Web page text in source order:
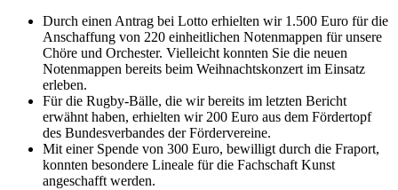
Durch einen Antrag bei Lotto erhielten wir 1.500 Euro für die
Anschaffung von 220 einheitlichen Notenmappen für unsere
Chöre und Orchester. Vielleicht konnten Sie die neuen
Notenmappen bereits beim Weihnachtskonzert im Einsatz
erleben.
Für die Rugby-Bälle, die wir bereits im letzten Bericht
erwähnt haben, erhielten wir 200 Euro aus dem Fördertopf
des Bundesverbandes der Fördervereine.
Mit einer Spende von 300 Euro, bewilligt durch die Fraport,
konnten besondere Lineale für die Fachschaft Kunst
angeschafft werden.